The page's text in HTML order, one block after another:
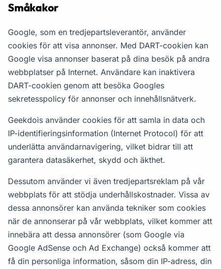
Småkakor
Google, som en tredjepartsleverantör, använder
cookies för att visa annonser. Med DART-cookien kan
Google visa annonser baserat på dina besök på andra
webbplatser på Internet. Användare kan inaktivera
DART-cookien genom att besöka Googles
sekretesspolicy för annonser och innehållsnätverk.
Geekdois använder cookies för att samla in data och
IP-identifieringsinformation (Internet Protocol) för att
underlätta användarnavigering, vilket bidrar till att
garantera datasäkerhet, skydd och äkthet.
Dessutom använder vi även tredjepartsreklam på vår
webbplats för att stödja underhållskostnader. Vissa av
dessa annonsörer kan använda tekniker som cookies
när de annonserar på vår webbplats, vilket kommer att
innebära att dessa annonsörer (som Google via
Google AdSense och Ad Exchange) också kommer att
få din personliga information, såsom din IP-adress, din